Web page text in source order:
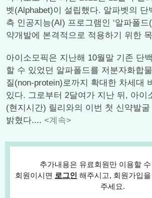
벳(Alphabet)이 설립했다. 알파벳의 단
측 인공지능(AI) 프로그램인 ‘알파폴드
약개발에 본격적으로 적용하기 위한
아이소모픽은 지난해 10월말 기존 단
할 수 있었던 알파폴드를 저분자화합
질(non-protein)로까지 확대한 차세대
있다. 그로부터 2달여가 지난 뒤, 아이
(현지시간) 릴리와의 이번 첫 신약발
밝혔다.... <계속>
추가내용은 유료회원만 이용할
회원이시면 로그인 해주시고, 회원가입
주세요.